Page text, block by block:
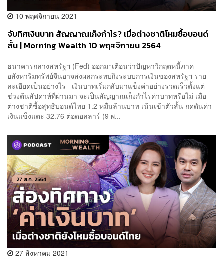
10 พฤศจิกายน 2021
จับทิศเงินบาท สัญญาณเก็งกำไร? เมื่อต่างชาติโหมซื้อบอนด์
สั้น | Morning Wealth 10 พฤศจิกายน 2564
ธนาคารกลางสหรัฐฯ (Fed) ออกมาเตือนว่าปัญหาวิกฤตหนี้ภาค
อสังหาริมทรัพย์จีนอาจส่งผลกระทบถึงระบบการเงินของสหรัฐฯ ราย
ละเอียดเป็นอย่างไร เงินบาทเริ่มกลับมาแข็งค่าอย่างรวดเร็วตั้งแต่
ช่วงต้นสัปดาห์ที่ผ่านมา จะเป็นสัญญาณเก็งกำไรค่าบาทหรือไม่ เมื่อ
ต่างชาติซื้อสุทธิบอนด์ไทย 1.2 หมื่นล้านบาท เน้นเข้าตัวสั้น กดดันค่า
เงินแข็งแตะ 32.76 ต่อดอลลาร์ (9 พ...
27 สิงหาคม 2021